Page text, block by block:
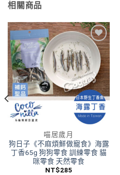
相關商品
加入
「願
望清
單」
喵居歲月
狗日子《不麻煩鮮做寵食》海露
丁香65g 狗狗零食 訓練零食 貓
咪零食 天然零食
NT$285